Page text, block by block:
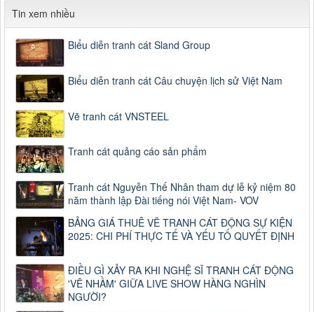
Tin xem nhiều
Biểu diễn tranh cát Sland Group
Biểu diễn tranh cát Câu chuyện lịch sử Việt Nam
Vẽ tranh cát VNSTEEL
Tranh cát quảng cáo sản phẩm
Tranh cát Nguyễn Thế Nhân tham dự lễ kỷ niệm 80
năm thành lập Đài tiếng nói Việt Nam- VOV
BẢNG GIÁ THUÊ VẼ TRANH CÁT ĐỘNG SỰ KIỆN
2025: CHI PHÍ THỰC TẾ VÀ YẾU TỐ QUYẾT ĐỊNH
ĐIỀU GÌ XẢY RA KHI NGHỆ SĨ TRANH CÁT ĐỘNG
'VẼ NHẦM' GIỮA LIVE SHOW HÀNG NGHÌN
NGƯỜI?